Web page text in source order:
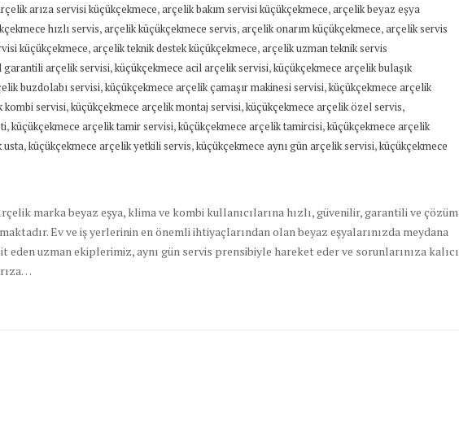
arıza servisi küçükçekmece,arçelik bakım servisi küçükçekmece,arçelik beyaz eşya
hızlı servis,arçelik küçükçekmece servis,arçelik onarım küçükçekmece,arçelik servis
küçükçekmece,arçelik teknik destek küçükçekmece,arçelik uzman teknik servis
garantili arçelik servisi,küçükçekmece acil arçelik servisi,küçükçekmece arçelik bulaşık
buzdolabı servisi,küçükçekmece arçelik çamaşır makinesi servisi,küçükçekmece arçelik
kombi servisi,küçükçekmece arçelik montaj servisi,küçükçekmece arçelik özel servis,
,küçükçekmece arçelik tamir servisi,küçükçekmece arçelik tamircisi,küçükçekmece arçelik
usta,küçükçekmece arçelik yetkili servis,küçükçekmece aynı gün arçelik servisi,küçükçekmece
marka beyaz eşya, klima ve kombi kullanıcılarına hızlı, güvenilir, garantili ve çözüm
Ev ve iş yerlerinin en önemli ihtiyaçlarından olan beyaz eşyalarınızda meydana
eden uzman ekiplerimiz, aynı gün servis prensibiyle hareket eder ve sorunlarınıza kalıcı